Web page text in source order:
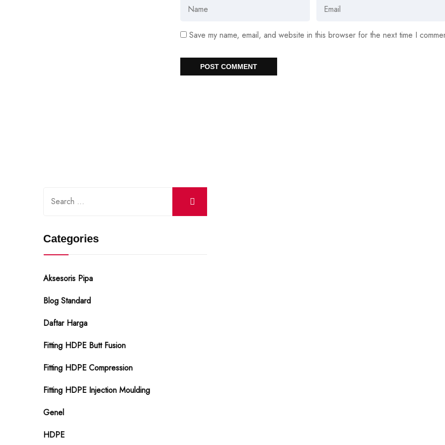
Save my name, email, and website in this browser for the next time I
Categories
Aksesoris Pipa
Blog Standard
Daftar Harga
Fitting HDPE Butt Fusion
Fitting HDPE Compression
Fitting HDPE Injection Moulding
Genel
HDPE